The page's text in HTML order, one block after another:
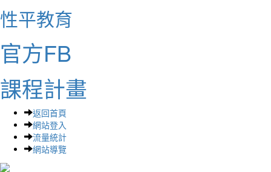
性平教育
官方FB
課程計畫
返回首頁
網站登入
流量統計
網站導覽